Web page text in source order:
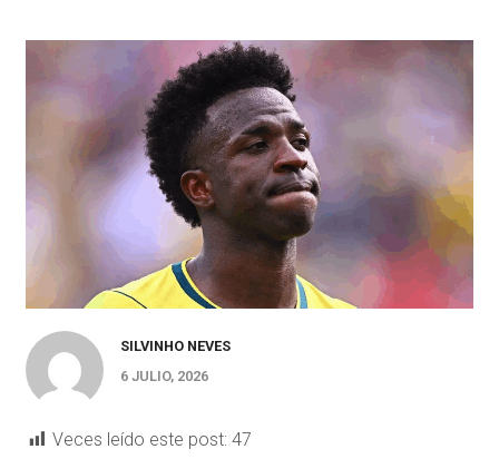
SILVINHO NEVES
6 JULIO, 2026
Veces leído este post: 47